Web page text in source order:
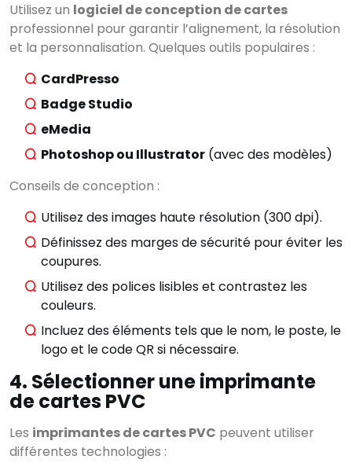
Utilisez un logiciel de conception de cartes
professionnel pour garantir l’alignement, la résolution
et la personnalisation. Quelques outils populaires :
CardPresso
Badge Studio
eMedia
Photoshop ou Illustrator (avec des modèles)
Conseils de conception :
Utilisez des images haute résolution (300 dpi).
Définissez des marges de sécurité pour éviter les
coupures.
Utilisez des polices lisibles et contrastez les
couleurs.
Incluez des éléments tels que le nom, le poste, le
logo et le code QR si nécessaire.
4. Sélectionner une imprimante
de cartes PVC
Les imprimantes de cartes PVC peuvent utiliser
différentes technologies :